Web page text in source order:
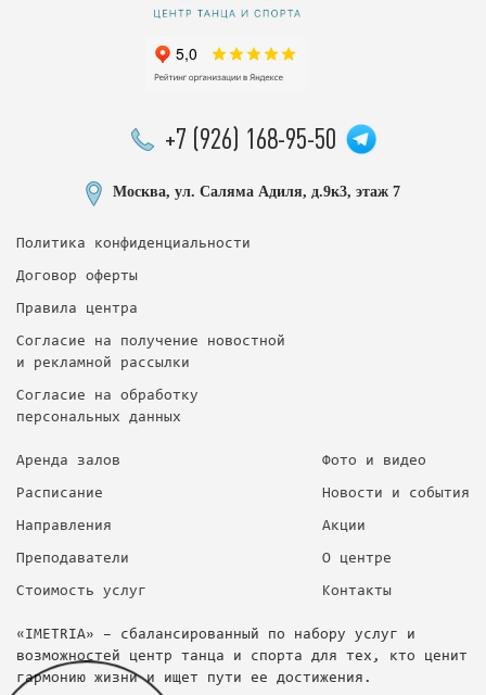
+7 (926) 168-95-50
Москва, ул. Саляма Адиля, д.9к3, этаж 7
«IMETRIA» – сбалансированный по набору услуг и
возможностей центр танца и спорта для тех, кто ценит
гармонию жизни и ищет пути ее достижения.
Политика конфиденциальности
Договор оферты
Правила центра
Согласие на получение новостной
и рекламной рассылки
Согласие на обработку
персональных данных
Аренда залов
Расписание
Направления
Преподаватели
Стоимость услуг
Фото и видео
Новости и события
Акции
О центре
Контакты